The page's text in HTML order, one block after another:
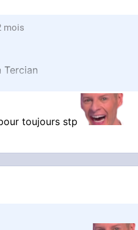
mois
dose pour pouvoir dormir
toujours stp